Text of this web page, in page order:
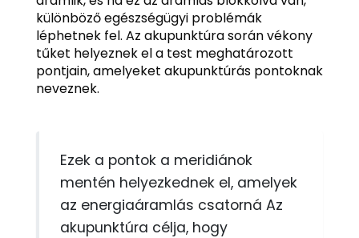
különböző egészségügyi problémák
léphetnek fel. Az akupunktúra során vékony
tűket helyeznek el a test meghatározott
pontjain, amelyeket akupunktúrás pontoknak
neveznek.
Ezek a pontok a meridiánok
mentén helyezkednek el, amelyek
az energiaáramlás csatorná Az
akupunktúra célja, hogy